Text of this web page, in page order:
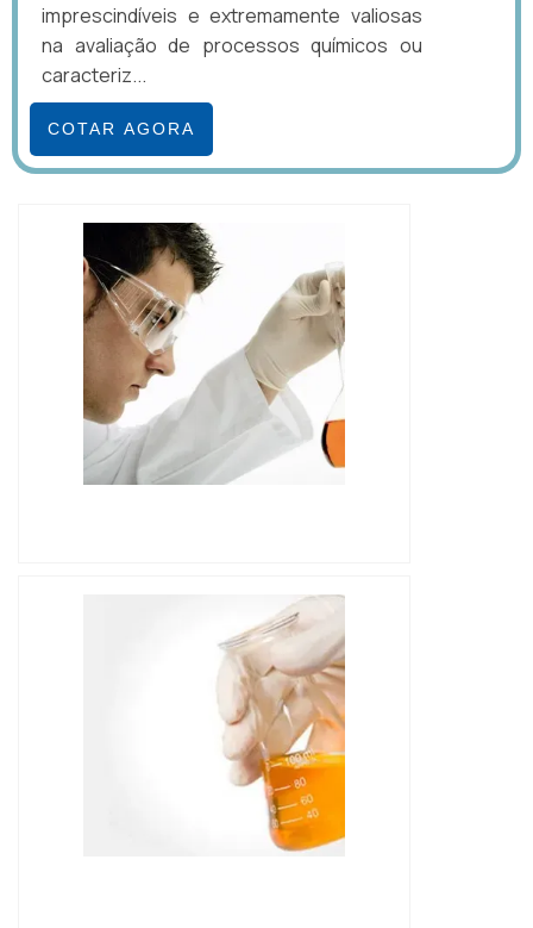
imprescindíveis e extremamente valiosas
na avaliação de processos químicos ou
caracteriz...
COTAR AGORA